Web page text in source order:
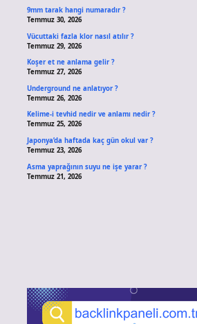
9mm tarak hangi numaradır ?
Temmuz 30, 2026
Vücuttaki fazla klor nasıl atılır ?
Temmuz 29, 2026
Koşer et ne anlama gelir ?
Temmuz 27, 2026
Underground ne anlatıyor ?
Temmuz 26, 2026
Kelime-i tevhid nedir ve anlamı nedir ?
Temmuz 25, 2026
Japonya’da haftada kaç gün okul var ?
Temmuz 23, 2026
Asma yaprağının suyu ne işe yarar ?
Temmuz 21, 2026